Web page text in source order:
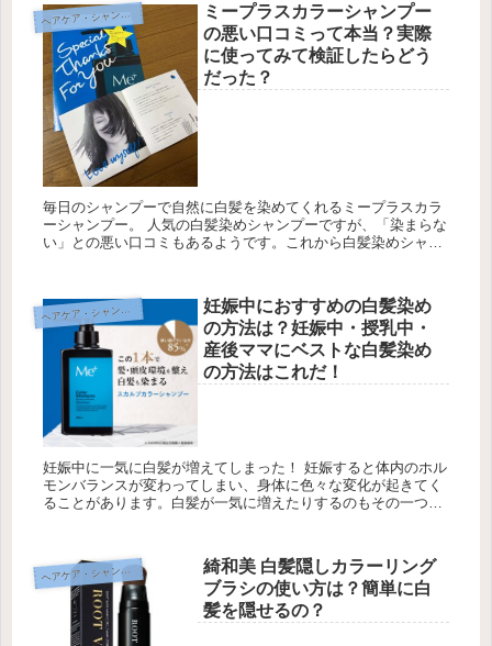
ヘ
アケア・シャンプー
ミープラスカラーシャンプー
の悪い口コミって本当？実際
に使ってみて検証したらどう
だった？
毎日のシャンプーで自然に白髪を染めてくれるミープラスカラ
ーシャンプー。 人気の白髪染めシャンプーですが、「染まらな
い」との悪い口コミもあるようです。これから白髪染めシャン
ヘ
アケア・シャンプー
妊娠中におすすめの白髪染め
の方法は？妊娠中・授乳中・
産後ママにベストな白髪染め
の方法はこれだ！
妊娠中に一気に白髪が増えてしまった！ 妊娠すると体内のホル
モンバランスが変わってしまい、身体に色々な変化が起きてく
ることがあります。白髪が一気に増えたりするのもその一つ。
ヘ
アケア・シャンプー
綺和美 白髪隠しカラーリング
ブラシの使い方は？簡単に白
髪を隠せるの？